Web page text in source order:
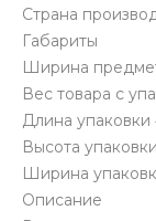
Страна
Габариты
Ширина
Вес товара с
Длина упаковки
Высота
Ширина
Описание